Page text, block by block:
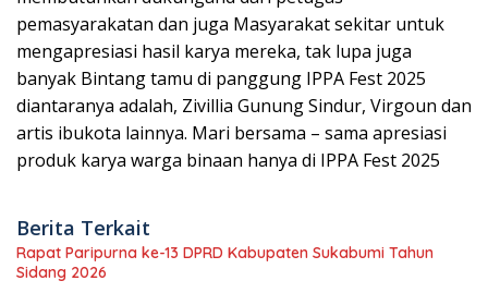
pemasyarakatan dan juga Masyarakat sekitar untuk
mengapresiasi hasil karya mereka, tak lupa juga
banyak Bintang tamu di panggung IPPA Fest 2025
diantaranya adalah, Zivillia Gunung Sindur, Virgoun dan
artis ibukota lainnya. Mari bersama – sama apresiasi
produk karya warga binaan hanya di IPPA Fest 2025
Berita Terkait
Rapat Paripurna ke-13 DPRD Kabupaten Sukabumi Tahun
Sidang 2026